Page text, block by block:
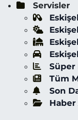
Servisler
Süper
Tüm
Son
Haber